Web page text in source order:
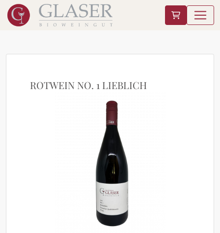
ROTWEIN NO. 1 LIEBLICH